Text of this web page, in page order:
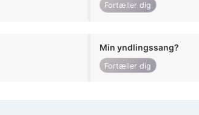
Fortæller dig
Min yndlingssang?
Fortæller dig